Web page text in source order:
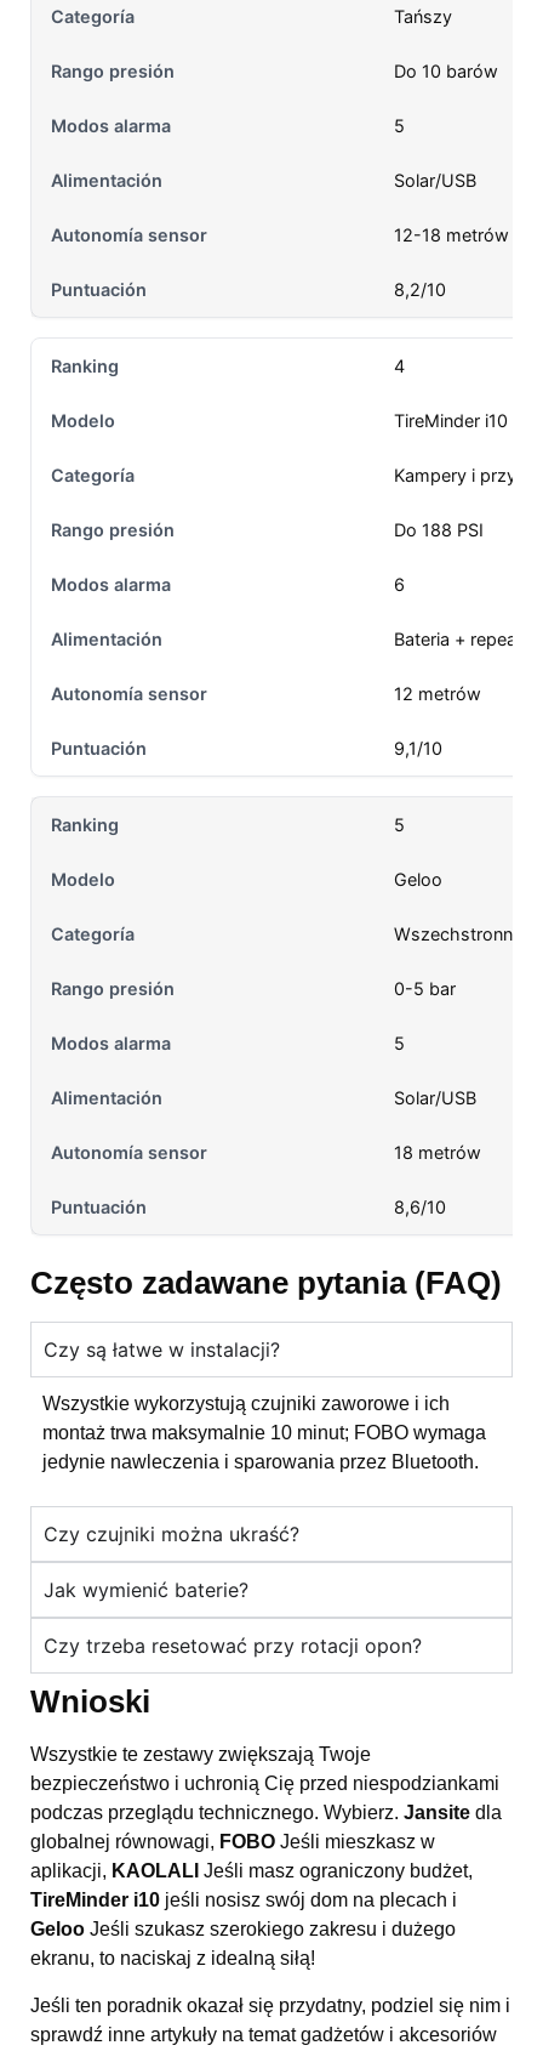
Tańszy
Do 10 barów
5
Solar/USB
12-18 metrów
8,2/10
4
TireMinder i10
Kampery i
Do 188 PSI
6
Bateria + repeater
12 metrów
9,1/10
5
Geloo
Wszechstronność
0-5 bar
5
Solar/USB
18 metrów
8,6/10
Często zadawane pytania (FAQ)
Czy są łatwe w instalacji?
Wszystkie wykorzystują czujniki zaworowe i ich
montaż trwa maksymalnie 10 minut; FOBO wymaga
jedynie nawleczenia i sparowania przez Bluetooth.
Czy czujniki można ukraść?
Jak wymienić baterie?
Czy trzeba resetować przy rotacji opon?
Wnioski
Wszystkie te zestawy zwiększają Twoje
bezpieczeństwo i uchronią Cię przed niespodziankami
podczas przeglądu technicznego. Wybierz. Jansite dla
globalnej równowagi, FOBO Jeśli mieszkasz w
aplikacji, KAOLALI Jeśli masz ograniczony budżet,
TireMinder i10 jeśli nosisz swój dom na plecach i
Geloo Jeśli szukasz szerokiego zakresu i dużego
ekranu, to naciskaj z idealną siłą!
Jeśli ten poradnik okazał się przydatny, podziel się nim i
sprawdź inne artykuły na temat gadżetów i akcesoriów